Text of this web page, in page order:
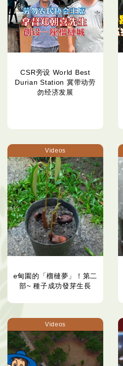
CSR旁设 World Best
Durian Station 冀带动劳
勿经济发展
Videos
e甸園的「榴槤夢」！第二
部~ 種子成功發芽生長
Videos